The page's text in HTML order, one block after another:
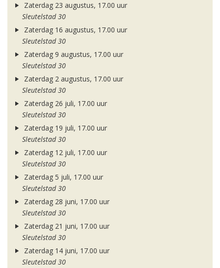
Zaterdag 23 augustus, 17.00 uur
Sleutelstad 30
Zaterdag 16 augustus, 17.00 uur
Sleutelstad 30
Zaterdag 9 augustus, 17.00 uur
Sleutelstad 30
Zaterdag 2 augustus, 17.00 uur
Sleutelstad 30
Zaterdag 26 juli, 17.00 uur
Sleutelstad 30
Zaterdag 19 juli, 17.00 uur
Sleutelstad 30
Zaterdag 12 juli, 17.00 uur
Sleutelstad 30
Zaterdag 5 juli, 17.00 uur
Sleutelstad 30
Zaterdag 28 juni, 17.00 uur
Sleutelstad 30
Zaterdag 21 juni, 17.00 uur
Sleutelstad 30
Zaterdag 14 juni, 17.00 uur
Sleutelstad 30